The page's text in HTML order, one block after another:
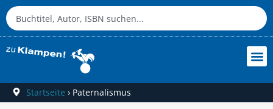
Startseite › Paternalismus